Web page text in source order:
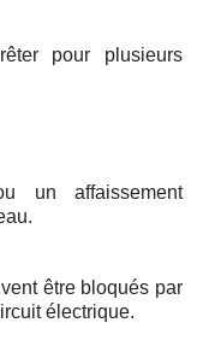
pour plusieurs
un affaissement
être bloqués par
électrique.